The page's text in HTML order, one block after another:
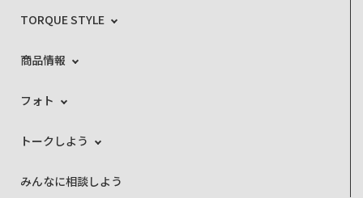
TORQUE STYLE
商品情報
フォト
トークしよう
みんなに相談しよう